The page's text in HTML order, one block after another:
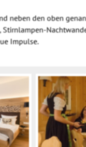
neben den oben
Impulse.